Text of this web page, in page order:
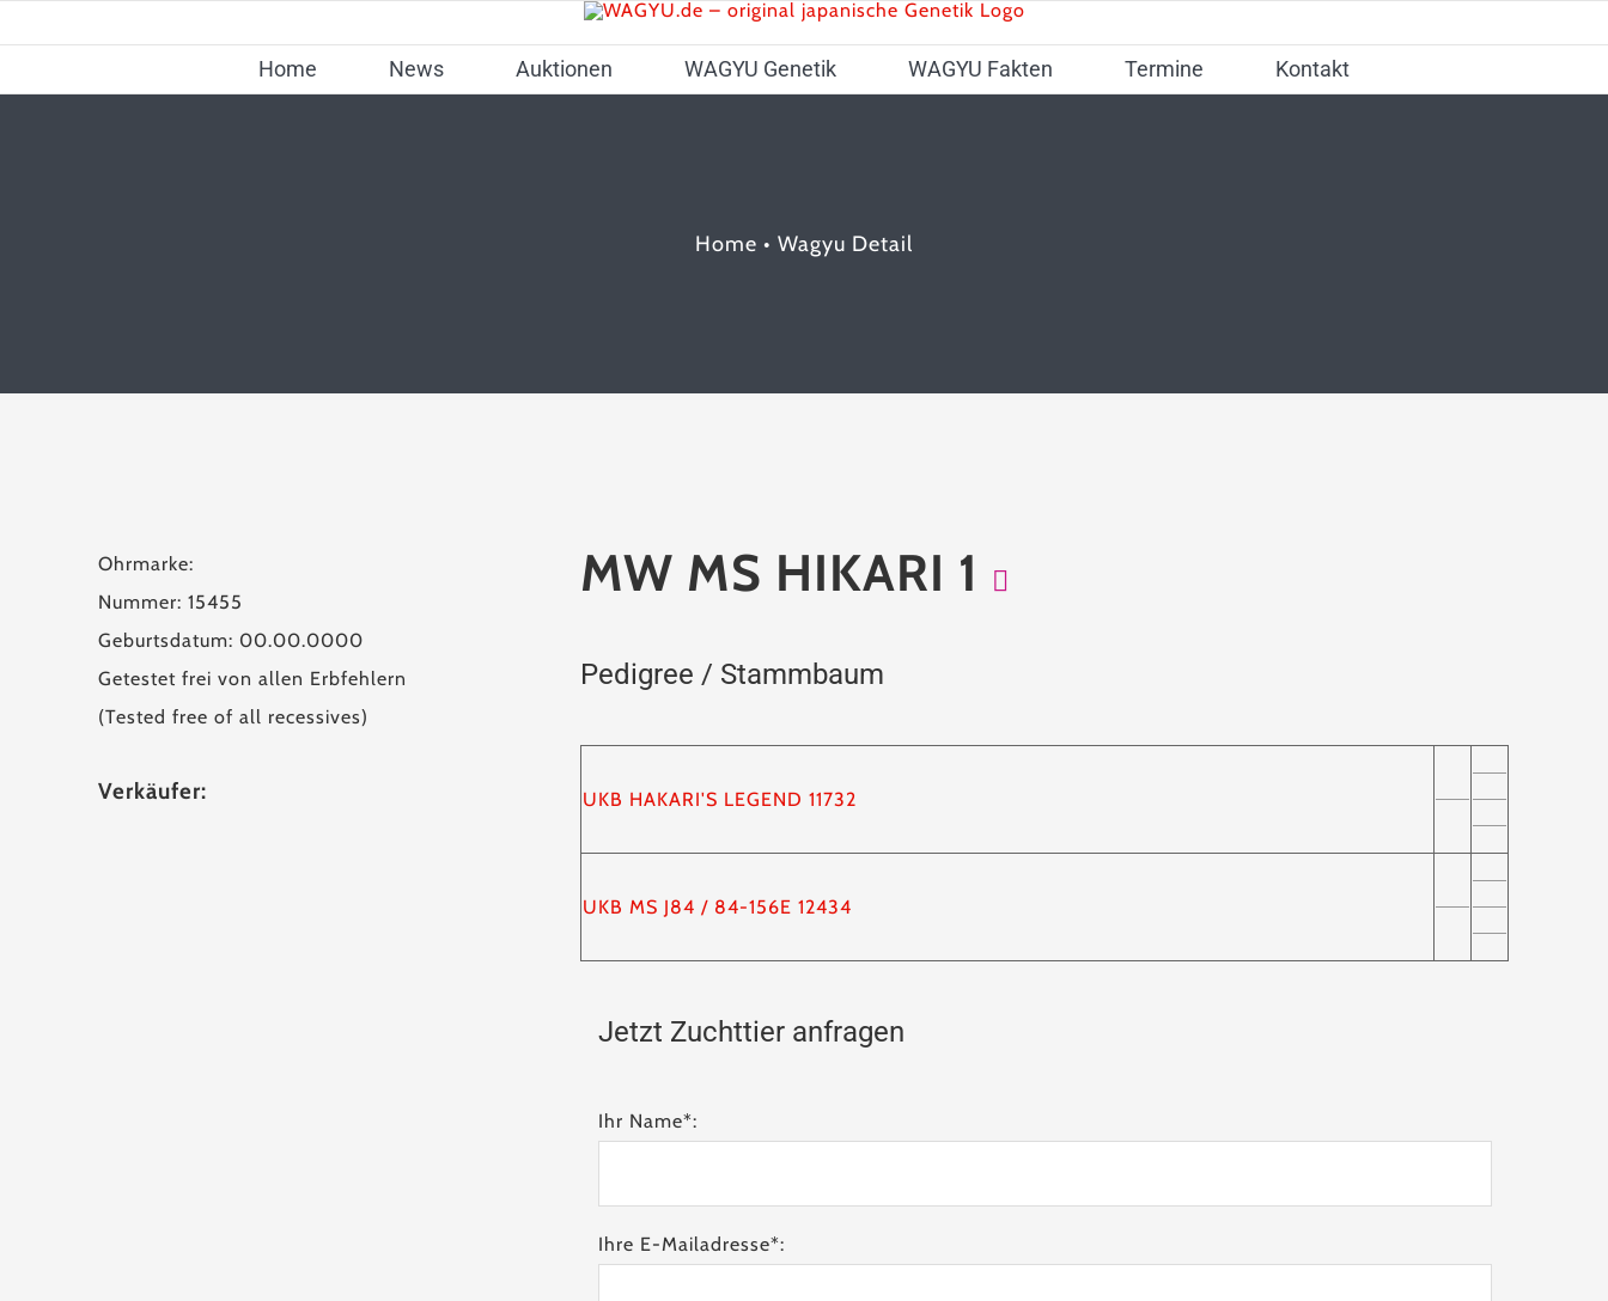
content
Home News Auktionen WAGYU Genetik WAGYU Fakten Termine Kontakt
Home • Wagyu Detail
Ohrmarke:
Nummer: 15455
Geburtsdatum: 00.00.0000
Getestet frei von allen Erbfehlern
(Tested free of all recessives)
Verkäufer:
MW MS HIKARI 1
Pedigree / Stammbaum
UKB HAKARI'S LEGEND 11732
UKB MS J84 / 84-156E 12434
Jetzt Zuchttier anfragen
Ihr Name*:
Ihre E-Mailadresse*: